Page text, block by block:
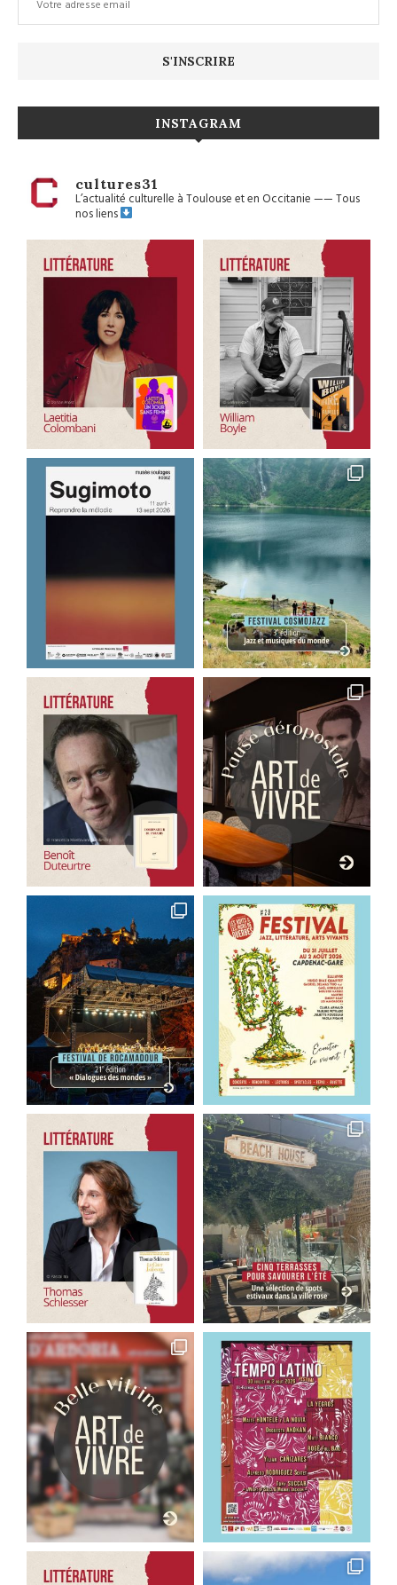
INSTAGRAM
cultures31
L’actualité culturelle à Toulouse et en Occitanie——Tous
nos liens